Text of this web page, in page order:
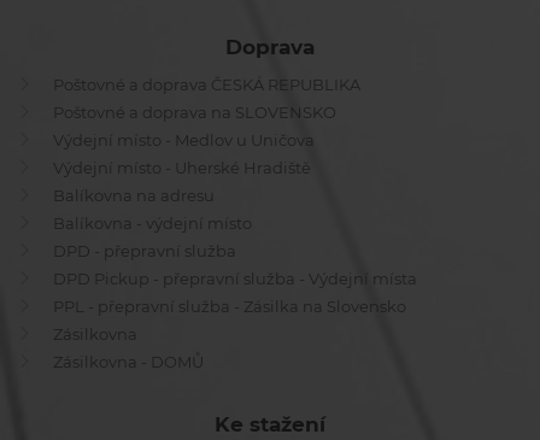
Doprava
Poštovné a doprava ČESKÁ REPUBLIKA
Poštovné a doprava na SLOVENSKO
Výdejní místo - Medlov u Uničova
Výdejní místo - Uherské Hradiště
Balíkovna na adresu
Balíkovna - výdejní místo
DPD - přepravní služba
DPD Pickup - přepravní služba - Výdejní místa
PPL - přepravní služba - Zásilka na Slovensko
Zásilkovna
Zásilkovna - DOMŮ
Ke stažení